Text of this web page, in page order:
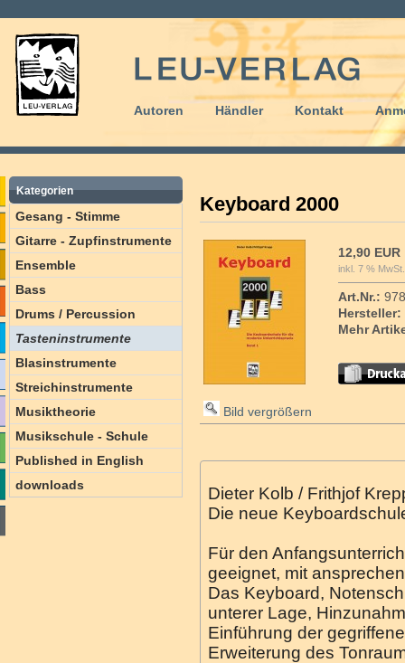
Autoren Händler Kontakt
Kategorien
Gesang - Stimme
Gitarre - Zupfinstrumente
Ensemble
Bass
Drums / Percussion
Tasteninstrumente
Blasinstrumente
Streichinstrumente
Musiktheorie
Musikschule - Schule
Published in English
downloads
Keyboard 2000
Bild vergrößern
12,90 EUR
inkl. 7 %
Art.Nr.:
Hersteller:
Mehr
Dieter Kolb / Frithjof
Die neue
Für den
geeignet, mit
Das Keyboard,
unterer Lage,
Einführung der
Erweiterung des